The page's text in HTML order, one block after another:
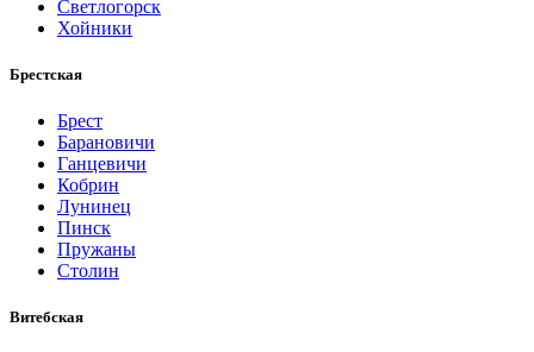
Светлогорск
Хойники
Брестская
Брест
Барановичи
Ганцевичи
Кобрин
Лунинец
Пинск
Пружаны
Столин
Витебская